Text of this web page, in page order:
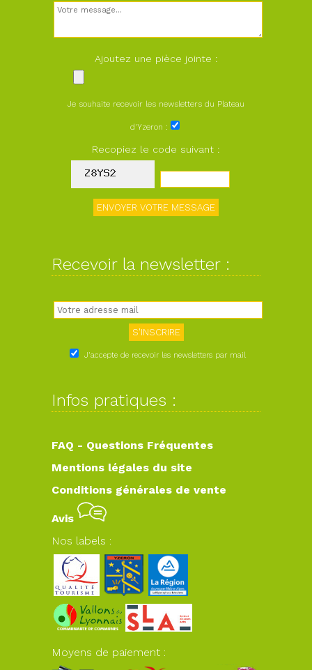
Ajoutez une pièce jointe :
Je souhaite recevoir les newsletters du Plateau
d'Yzeron :
Recopiez le code suivant :
Recevoir la newsletter :
J'accepte de recevoir les newsletters par mail
Infos pratiques :
FAQ - Questions Fréquentes
Mentions légales du site
Conditions générales de vente
Avis
Nos labels :
Moyens de paiement :